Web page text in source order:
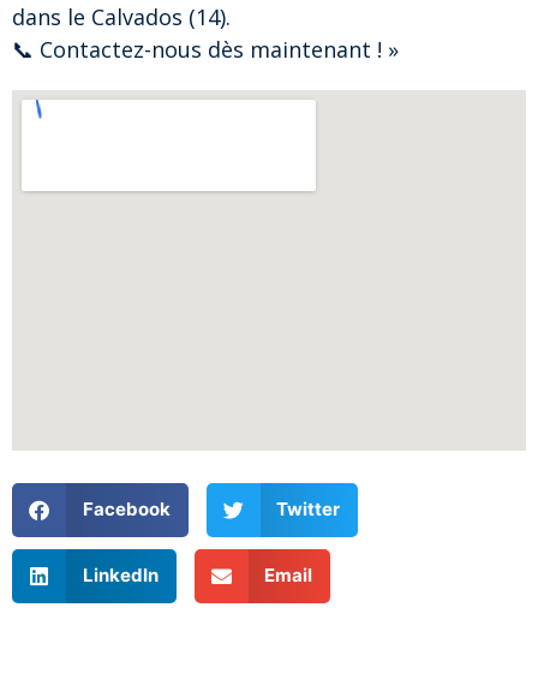
dans le Calvados (14).
📞 Contactez-nous dès maintenant ! »
Facebook Twitter
LinkedIn Email